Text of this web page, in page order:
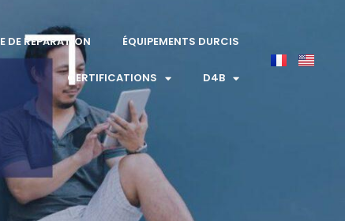
DE RÉPARATION ÉQUIPEMENTS DURCIS
CERTIFICATIONS D4B